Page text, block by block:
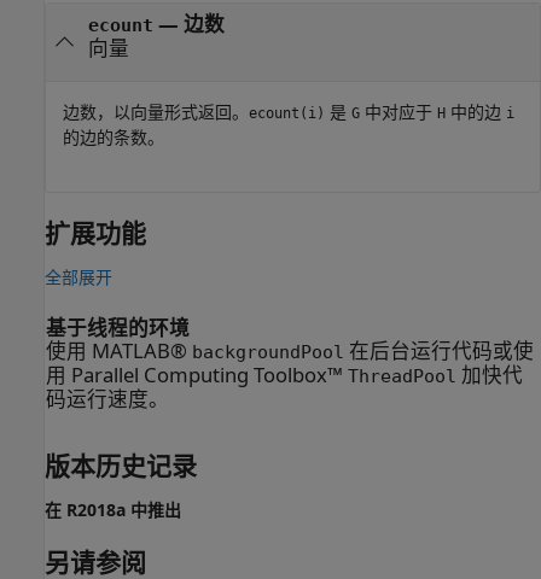
ecount — 边数
向量
边数，以向量形式返回。 ecount(i) 是 G 中对应于 H 中的边 i
的边的条数。
扩展功能
全部展开
基于线程的环境
使用 MATLAB® backgroundPool 在后台运行代码或使
用 Parallel Computing Toolbox™ ThreadPool 加快代
码运行速度。
版本历史记录
在 R2018a 中推出
另请参阅